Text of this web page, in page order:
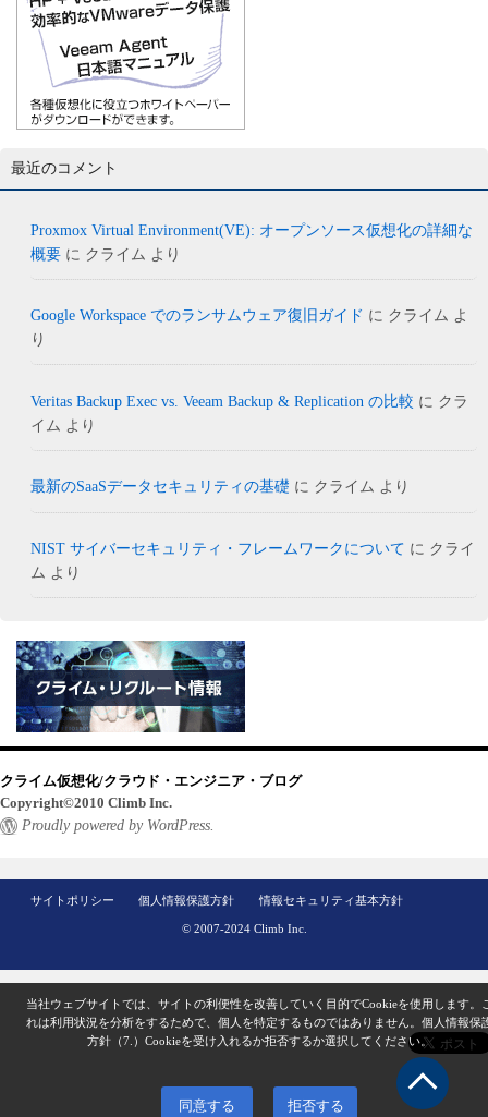
最近のコメント
Proxmox Virtual Environment(VE): オープンソース仮想化の詳細な
概要 に クライム より
Google Workspace でのランサムウェア復旧ガイド に クライム よ
り
Veritas Backup Exec vs. Veeam Backup & Replication の比較 に クラ
イム より
最新のSaaSデータセキュリティの基礎 に クライム より
NIST サイバーセキュリティ・フレームワークについて に クライ
ム より
クライム仮想化/クラウド・エンジニア・ブログ
Copyright©2010 Climb Inc.
Proudly powered by WordPress.
サイトポリシー 個人情報保護方針 情報セキュリティ基本方針
© 2007-2024 Climb Inc.
当社ウェブサイトでは、サイトの利便性を改善していく目的でCookieを使用します。
れは利用状況を分析をするためで、個人を特定するものではありません。 個人情報保
方針（7.） Cookieを受け入れるか拒否するか選択してください。
同意する 拒否する